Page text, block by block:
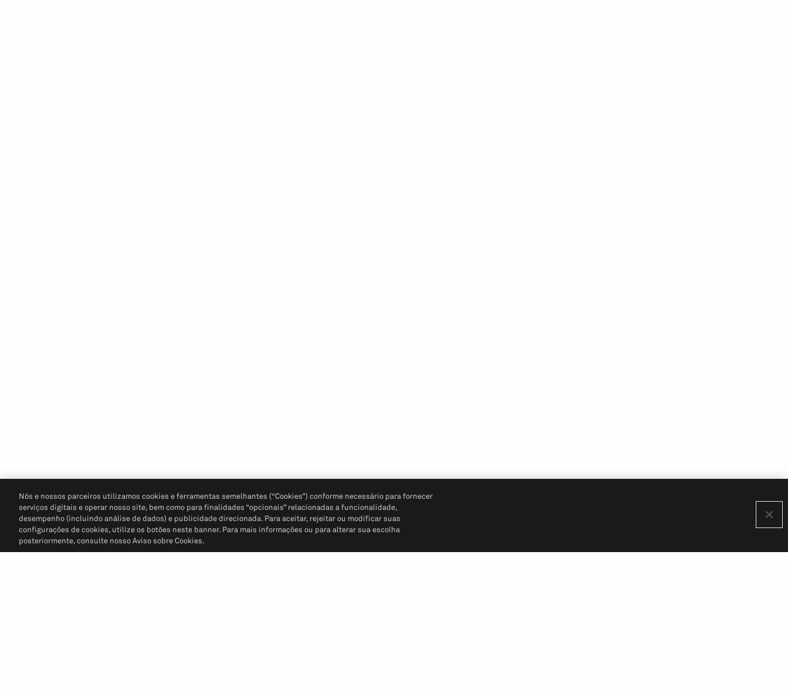
Nós e nossos parceiros utilizamos cookies e ferramentas semelhantes (“Cookies”) conforme necessário para fornecer
serviços digitais e operar nosso site, bem como para finalidades “opcionais” relacionadas a funcionalidade,
desempenho (incluindo análise de dados) e publicidade direcionada. Para aceitar, rejeitar ou modificar suas
configurações de cookies, utilize os botões neste banner. Para mais informações ou para alterar sua escolha
posteriormente, consulte nosso Aviso sobre Cookies.